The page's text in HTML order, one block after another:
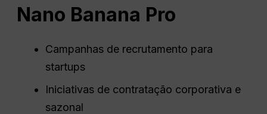
Nano Banana Pro
Campanhas de recrutamento para
startups
Iniciativas de contratação corporativa e
sazonal